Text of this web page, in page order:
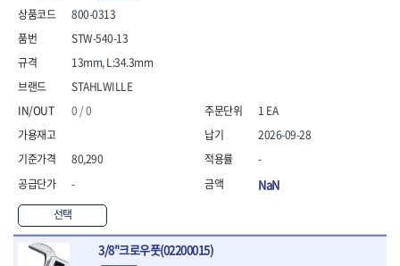
- 드릴척아답타
- 옵셋렌치
- 파워렌치
- 소켓홀더
- 클라이밍비트
- 토크아답타
- 포지비트
- 임팩일자비트
- 임팩포지비트
- 임팩십자비트
800-0313
STAHLWILLE
0 / 0
80,290
-
선택
STW-540-13
13mm, L:34.3mm
1 EA
2026-09-28
-
NaN
3/8"크로우풋(02200015)